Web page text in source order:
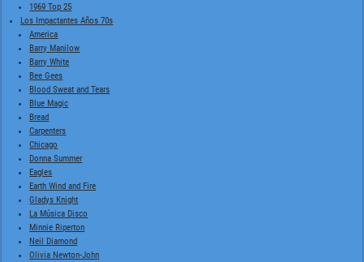
1969 Top 25
Los Impactantes Años 70s
America
Barry Manilow
Barry White
Bee Gees
Blood Sweat and Tears
Blue Magic
Bread
Carpenters
Chicago
Donna Summer
Eagles
Earth Wind and Fire
Gladys Knight
La Música Disco
Minnie Riperton
Neil Diamond
Olivia Newton-John